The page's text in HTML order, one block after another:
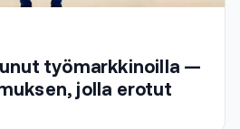
työmarkkinoilla —
jolla erotut